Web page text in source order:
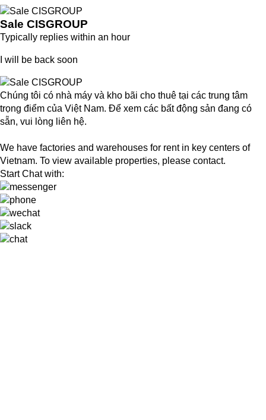
Sale CISGROUP
Typically replies within an hour
I will be back soon
Chúng tôi có nhà máy và kho bãi cho thuê tại các trung tâm
trọng điểm của Việt Nam. Để xem các bất động sản đang có
sẵn, vui lòng liên hệ.
We have factories and warehouses for rent in key centers of
Vietnam. To view available properties, please contact.
Start Chat with: